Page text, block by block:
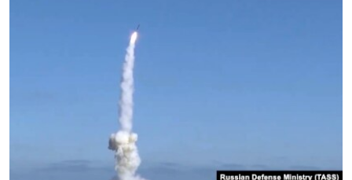
СВІДЧЕННЯ ОКУПАЦІЇ
УКРАЇНСЬКА ПРОБЛЕМА КРИМУ
ЯК ОБІЙТИ БЛОКУВАННЯ